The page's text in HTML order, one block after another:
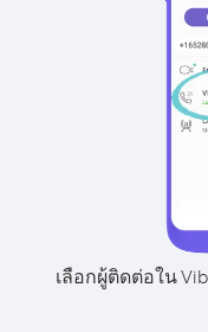
เลือกผู้ติดต่อใน